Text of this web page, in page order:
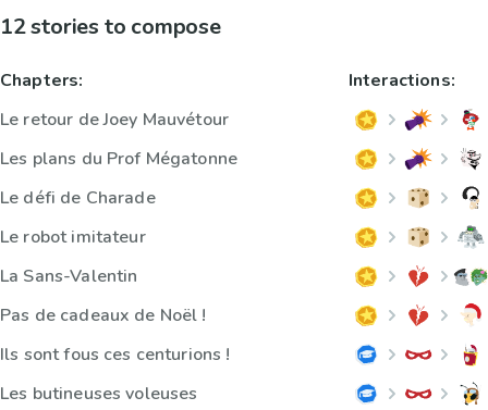
12 stories to compose
Chapters:
Le retour de Joey Mauvétour
Les plans du Prof Mégatonne
Le défi de Charade
Le robot imitateur
La Sans-Valentin
Pas de cadeaux de Noël !
Ils sont fous ces centurions !
Les butineuses voleuses
Interactions: